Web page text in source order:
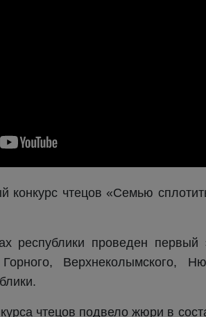
конкурс чтецов «Семью
республики проведен первый
Верхнеколымского,
чтецов подвело жюри в